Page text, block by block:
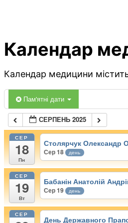
Календар
Календар медицини містить
Пам'ятні дати
СЕРПЕНЬ 2025
СЕР
18
Пн
Столярчук Олександр
Сер 18 день
СЕР
19
Вт
Бабанін Анатолій
Сер 19 день
СЕР
День Державного